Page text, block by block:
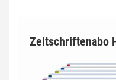
Zeitschriftenabo